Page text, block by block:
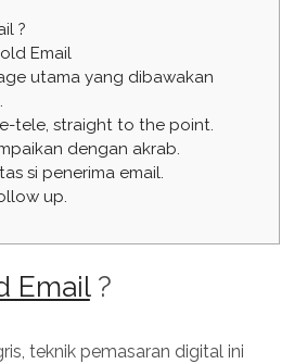
?
Email
utama yang dibawakan
tele, straight to the point.
dengan akrab.
si penerima email.
up.
Email?
teknik pemasaran digital ini